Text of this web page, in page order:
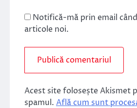
Notifică-mă prin email
articole noi.
Acest site folosește Akismet
spamul. Află cum sunt